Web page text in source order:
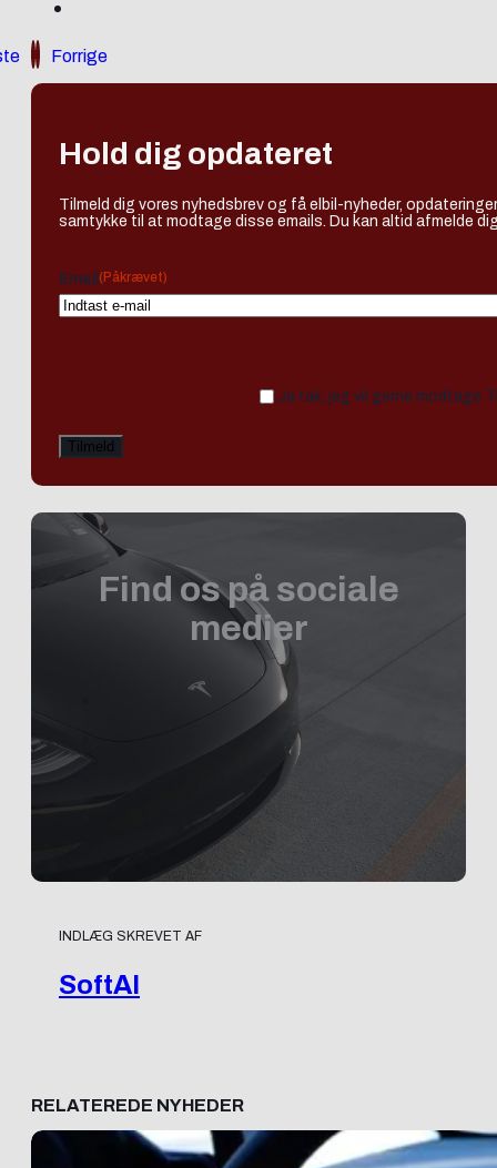
Forrige
Hold dig opdateret
Tilmeld dig vores nyhedsbrev og få elbil-nyheder,
samtykke til at modtage disse emails. Du kan altid afmelde
Email (Påkrævet)
Ja tak, jeg vil gerne modtage
Find os på sociale
medier
INDLÆG SKREVET AF
SoftAI
RELATEREDE NYHEDER